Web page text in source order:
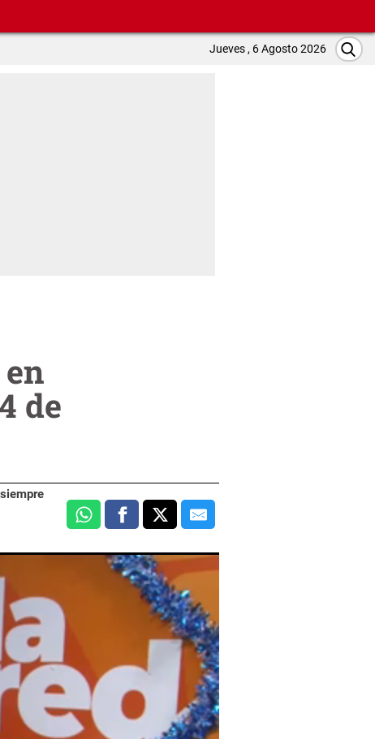
Jueves , 6 Agosto 2026
de